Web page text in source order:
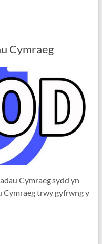
Cymraeg
Cymraeg sydd yn
Cymraeg trwy gyfrwng y